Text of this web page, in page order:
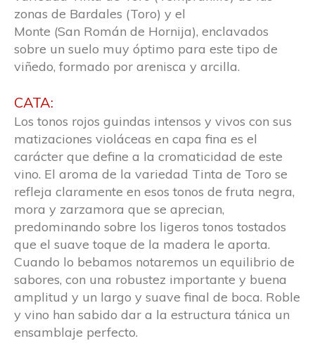
zonas de Bardales (Toro) y el
Monte (San Román de Hornija), enclavados
sobre un suelo muy óptimo para este tipo de
viñedo, formado por arenisca y arcilla.
CATA:
Los tonos rojos guindas intensos y vivos con sus
matizaciones violáceas en capa fina es el
carácter que define a la cromaticidad de este
vino. El aroma de la variedad Tinta de Toro se
refleja claramente en esos tonos de fruta negra,
mora y zarzamora que se aprecian,
predominando sobre los ligeros tonos tostados
que el suave toque de la madera le aporta.
Cuando lo bebamos notaremos un equilibrio de
sabores, con una robustez importante y buena
amplitud y un largo y suave final de boca. Roble
y vino han sabido dar a la estructura tánica un
ensamblaje perfecto.